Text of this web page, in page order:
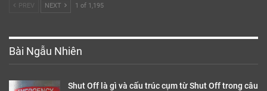
PREV NEXT 1 of 1,195
Bài Ngẫu Nhiên
Shut Off là gì và cấu trúc cụm từ Shut Off trong câu